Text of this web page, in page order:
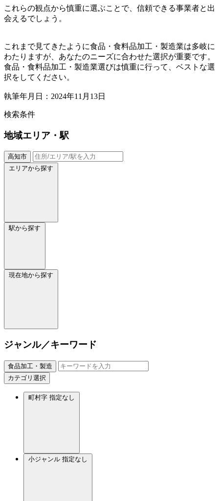
これらの観点から慎重に選ぶことで、信頼できる事業者と出
会えるでしょう。
これまで見てきたように食品・食料品加工・製造業は多岐に
わたりますが、あなたのニーズに合わせた選択が重要です。
食品・食料品加工・製造業選びは慎重に行って、ベストな選
択をしてください。
執筆年月日：2024年11月13日
検索条件
地域エリア・駅
高知市
エリアから探す
駅から探す
現在地から探す
ジャンル／キーワード
食品加工・製造
カテゴリ選択
町村字 指定なし
小ジャンル 指定なし